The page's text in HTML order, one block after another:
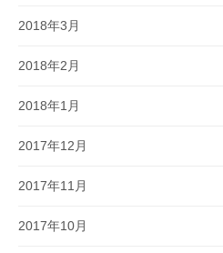
2018年3月
2018年2月
2018年1月
2017年12月
2017年11月
2017年10月